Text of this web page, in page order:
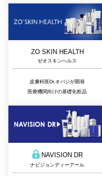
ZO SKIN HEALTH
ゼオスキンへルス
皮膚科医Dr.オバジが開発
医療機関向けの基礎化粧品
NAVISION DR
ナビジョンディーアール